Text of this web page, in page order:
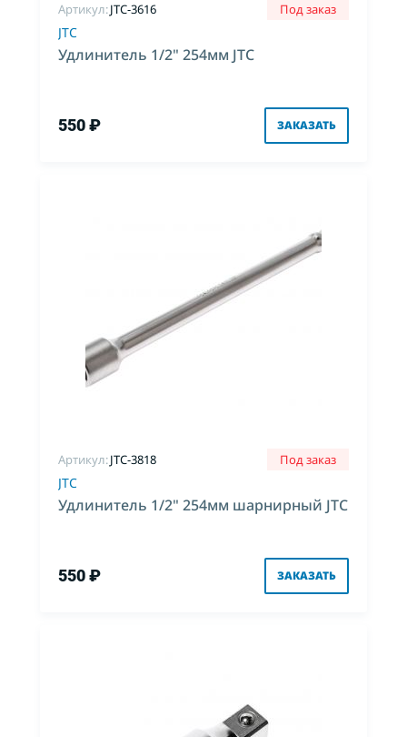
Артикул:JTC-3616 Под заказ
JTC
Удлинитель 1/2" 254мм JTC
550 ₽ ЗАКАЗАТЬ
Артикул:JTC-3818 Под заказ
JTC
Удлинитель 1/2" 254мм шарнирный JTC
550 ₽ ЗАКАЗАТЬ